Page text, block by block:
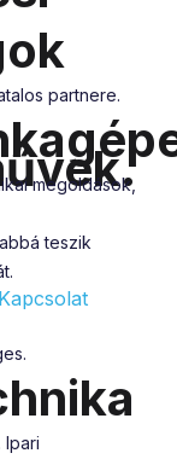
partnere.
megoldások,
teszik
Kapcsolat